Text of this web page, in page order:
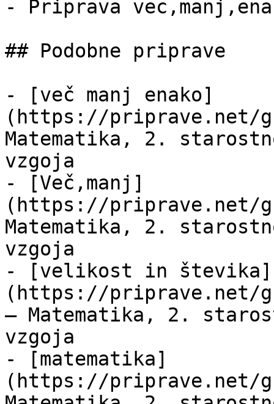
- Priprava
## Podobne priprave
- [več manj enako]
(https://priprave.net/
Matematika, 2.
vzgoja
- [Več,manj]
(https://priprave.net/
Matematika, 2.
vzgoja
- [velikost in števika]
(https://priprave.net/
— Matematika, 2.
vzgoja
- [matematika]
(https://priprave.net/